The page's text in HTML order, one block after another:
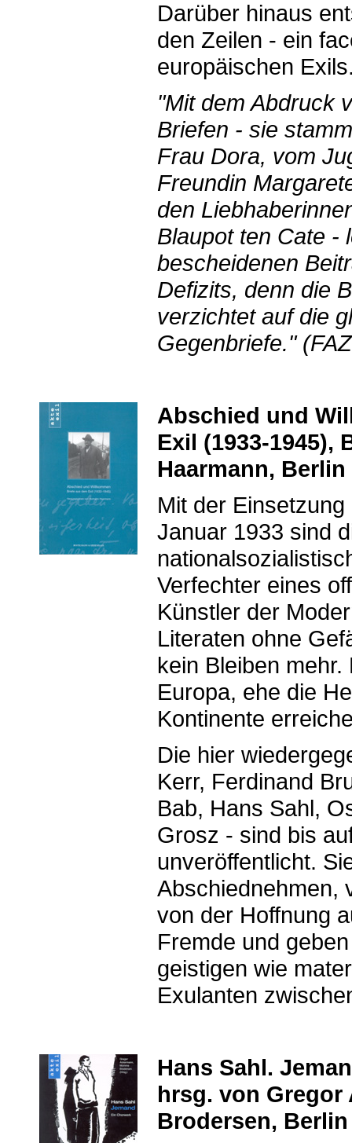
Darüber hinaus
den Zeilen - ein
europäischen
"Mit dem Abdruck
Briefen - sie
Frau Dora, vom
Freundin
den
Blaupot ten Cate -
bescheidenen
Defizits, denn die
verzichtet auf die
Gegenbriefe."
Abschied und
Exil (1933-1945),
Haarmann, Berlin
Mit der
Januar 1933 sind
Verfechter eines
Künstler der
Literaten ohne
kein Bleiben
Europa, ehe die
Kontinente
Die hier
Kerr, Ferdinand
Bab, Hans Sahl,
Grosz - sind bis
unveröffentlicht.
Abschiednehmen,
von der Hoffnung
Fremde und
geistigen wie
Exulanten
Hans Sahl.
hrsg. von Gregor
Brodersen, Berlin